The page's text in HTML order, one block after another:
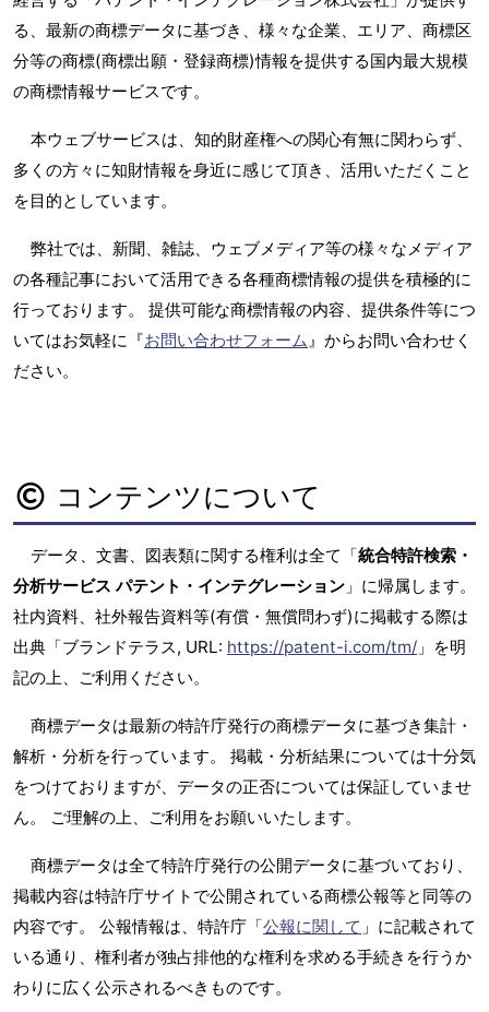
る、最新の商標データに基づき、様々な企業、エリア、商標区
分等の商標(商標出願・登録商標)情報を提供する国内最大規模
の商標情報サービスです。
本ウェブサービスは、知的財産権への関心有無に関わらず、
多くの方々に知財情報を身近に感じて頂き、活用いただくこと
を目的としています。
弊社では、新聞、雑誌、ウェブメディア等の様々なメディア
の各種記事において活用できる各種商標情報の提供を積極的に
行っております。 提供可能な商標情報の内容、提供条件等につ
いてはお気軽に『お問い合わせフォーム』からお問い合わせく
ださい。
コンテンツについて
データ、文書、図表類に関する権利は全て「統合特許検索・
分析サービス パテント・インテグレーション 」に帰属します。
社内資料、社外報告資料等(有償・無償問わず)に掲載する際は
出典「ブランドテラス, URL: https://patent-i.com/tm/ 」を明
記の上、ご利用ください。
商標データは最新の特許庁発行の商標データに基づき集計・
解析・分析を行っています。 掲載・分析結果については十分気
をつけておりますが、データの正否については保証していませ
ん。 ご理解の上、ご利用をお願いいたします。
商標データは全て特許庁発行の公開データに基づいており、
掲載内容は特許庁サイトで公開されている商標公報等と同等の
内容です。 公報情報は、特許庁「公報に関して 」に記載されて
いる通り、権利者が独占排他的な権利を求める手続きを行うか
わりに広く公示されるべきものです。